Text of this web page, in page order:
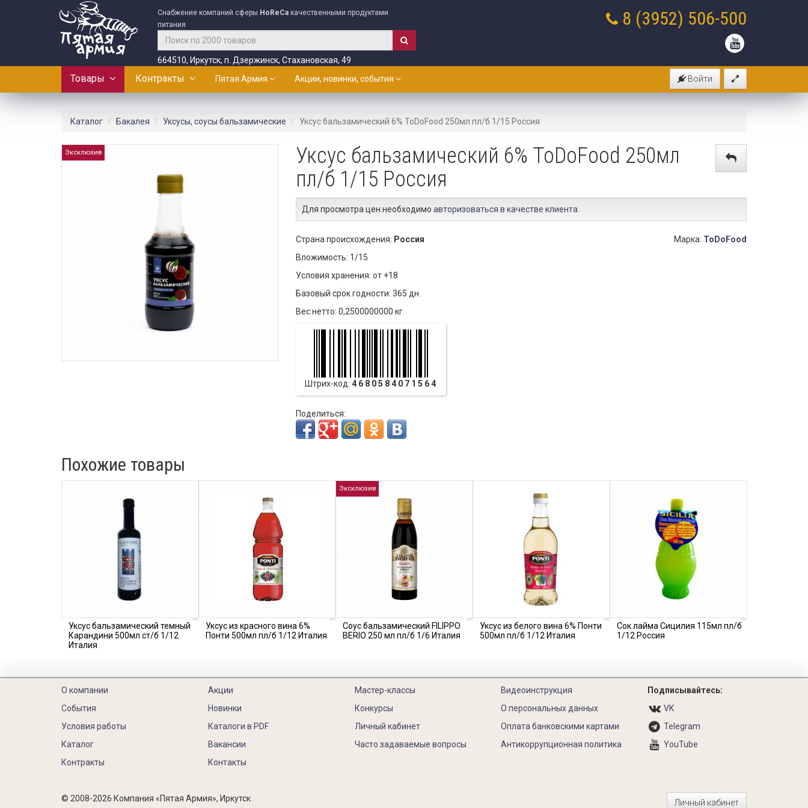
Снабжение компаний сферы HoReCa качественными продуктами
питания
664510, Иркутск, п. Дзержинск, Стахановская, 49
8 (3952) 506-500
Войти
Товары Контракты Пятая Армия Акции, новинки, события
Каталог Бакалея Уксусы, соусы бальзамические Уксус бальзамический 6% ToDoFood 250мл пл/б 1/15 Россия
Эксклюзив
Уксус бальзамический 6% ToDoFood 250мл
пл/б 1/15 Россия
Для просмотра цен необходимо авторизоваться в качестве клиента
Страна происхождения: Россия
Вложимость: 1/15
Условия хранения: от +18
Базовый срок годности: 365 дн.
Вес нетто: 0,2500000000 кг.
Марка: ToDoFood
Штрих-код: 4680584071564
Поделиться:
Похожие товары
Уксус бальзамический темный
Карандини 500мл ст/б 1/12
Италия
Уксус из красного вина 6%
Понти 500мл пл/б 1/12 Италия
Эксклюзив
Соус бальзамический FILIPPO
BERIO 250 мл пл/б 1/6 Италия
Уксус из белого вина 6% Понти
500мл пл/б 1/12 Италия
Сок лайма Сицилия 115мл пл/б
1/12 Россия
О компании
События
Условия работы
Каталог
Контракты
Акции
Новинки
Каталоги в PDF
Вакансии
Контакты
Мастер-классы
Конкурсы
Личный кабинет
Часто задаваемые вопросы
Видеоинструкция
О персональных данных
Оплата банковскими картами
Антикоррупционная политика
Подписывайтесь:
VK
Telegram
YouTube
© 2008-2026 Компания «Пятая Армия», Иркутск Личный кабинет